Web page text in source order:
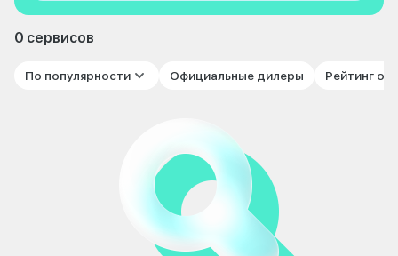
0 сервисов
По популярности Официальные дилеры Рейтинг